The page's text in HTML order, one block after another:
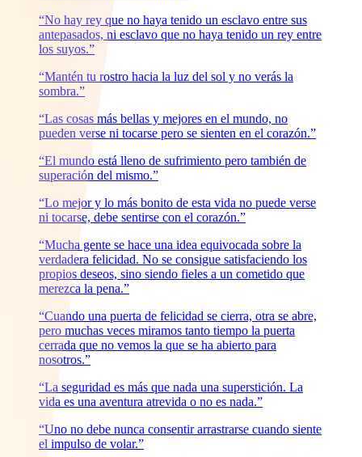
“No hay rey que no haya tenido un esclavo entre sus
antepasados, ni esclavo que no haya tenido un rey entre
los suyos.”
“Mantén tu rostro hacia la luz del sol y no verás la
sombra.”
“Las cosas más bellas y mejores en el mundo, no
pueden verse ni tocarse pero se sienten en el corazón.”
“El mundo está lleno de sufrimiento pero también de
superación del mismo.”
“Lo mejor y lo más bonito de esta vida no puede verse
ni tocarse, debe sentirse con el corazón.”
“Mucha gente se hace una idea equivocada sobre la
verdadera felicidad. No se consigue satisfaciendo los
propios deseos, sino siendo fieles a un cometido que
merezca la pena.”
“Cuando una puerta de felicidad se cierra, otra se abre,
pero muchas veces miramos tanto tiempo la puerta
cerrada que no vemos la que se ha abierto para
nosotros.”
“La seguridad es más que nada una superstición. La
vida es una aventura atrevida o no es nada.”
“Uno no debe nunca consentir arrastrarse cuando siente
el impulso de volar.”